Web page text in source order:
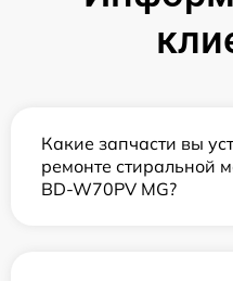
Какие запчасти вы
ремонте стиральной
BD-W70PV MG?